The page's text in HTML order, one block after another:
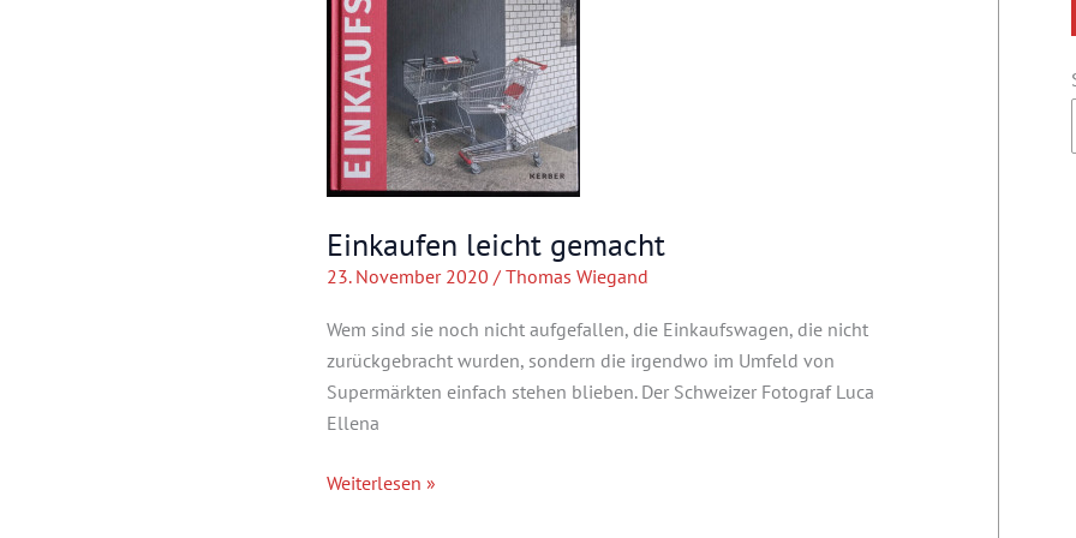
Einkaufen leicht gemacht
23. November 2020 / Thomas Wiegand
Wem sind sie noch nicht aufgefallen, die Einkaufswagen, die nicht
zurückgebracht wurden, sondern die irgendwo im Umfeld von
Supermärkten einfach stehen blieben. Der Schweizer Fotograf Luca
Ellena
Einkaufen
Weiterlesen »